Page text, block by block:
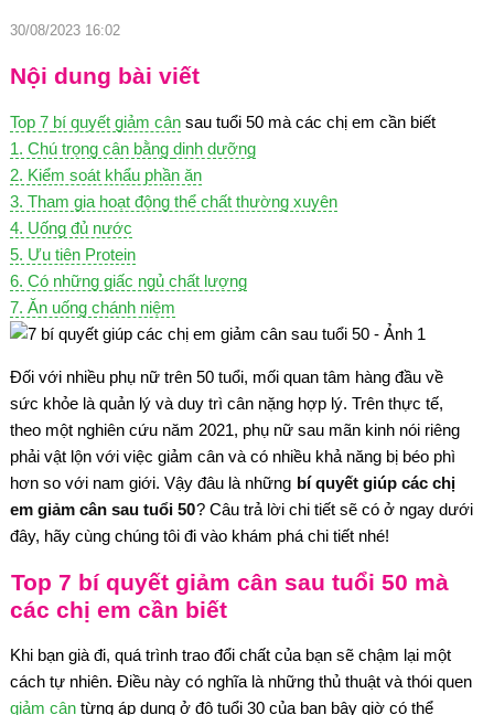
30/08/2023 16:02
Nội dung bài viết
Top 7 bí quyết giảm cân sau tuổi 50 mà các chị em cần biết
1. Chú trọng cân bằng dinh dưỡng
2. Kiểm soát khẩu phần ăn
3. Tham gia hoạt động thể chất thường xuyên
4. Uống đủ nước
5. Ưu tiên Protein
6. Có những giấc ngủ chất lượng
7. Ăn uống chánh niệm
Đối với nhiều phụ nữ trên 50 tuổi, mối quan tâm hàng đầu về
sức khỏe là quản lý và duy trì cân nặng hợp lý. Trên thực tế,
theo một nghiên cứu năm 2021, phụ nữ sau mãn kinh nói riêng
phải vật lộn với việc giảm cân và có nhiều khả năng bị béo phì
hơn so với nam giới. Vậy đâu là những bí quyết giúp các chị
em giảm cân sau tuổi 50? Câu trả lời chi tiết sẽ có ở ngay dưới
đây, hãy cùng chúng tôi đi vào khám phá chi tiết nhé!
Top 7 bí quyết giảm cân sau tuổi 50 mà
các chị em cần biết
Khi bạn già đi, quá trình trao đổi chất của bạn sẽ chậm lại một
cách tự nhiên. Điều này có nghĩa là những thủ thuật và thói quen
giảm cân từng áp dụng ở độ tuổi 30 của bạn bây giờ có thể